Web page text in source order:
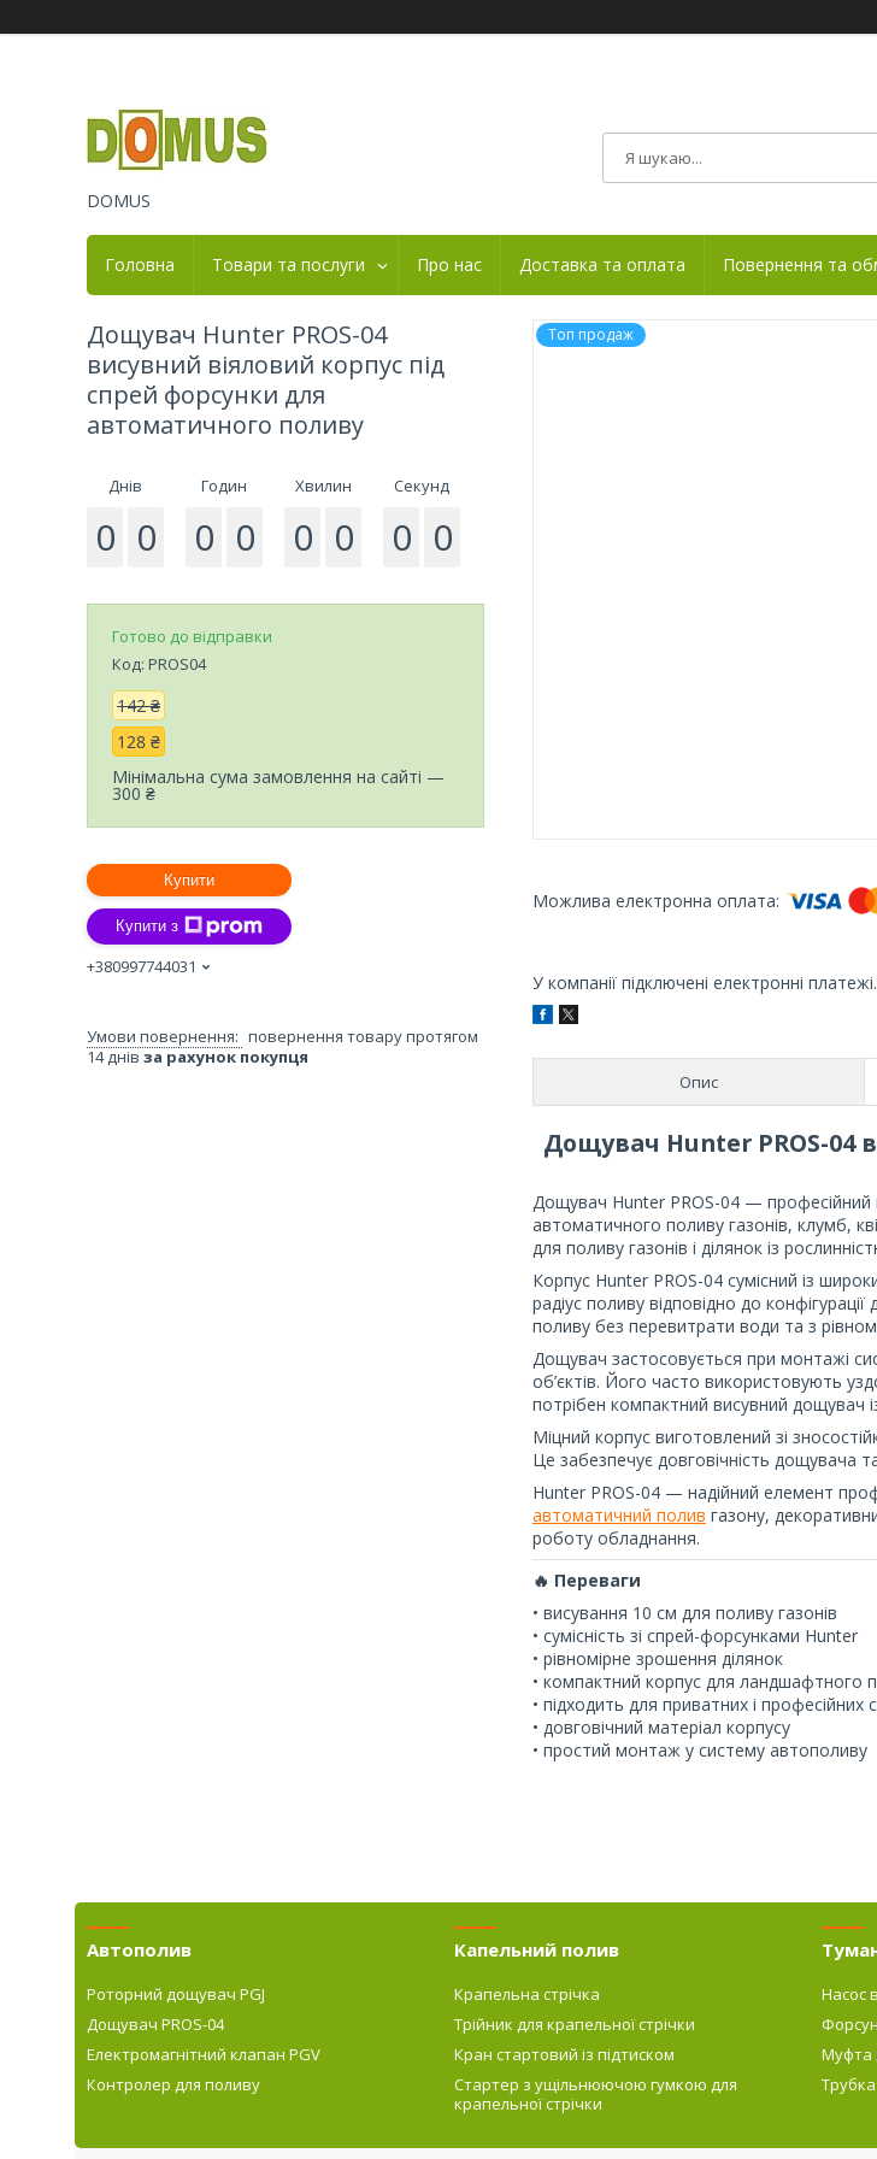
DOMUS
Головна Товари та послуги Про нас Доставка та оплата Повернення та
Топ продаж
У компанії підключені електронні
Опис
Дощувач Hunter PROS-04
Дощувач Hunter PROS-04 — професійний
автоматичного поливу газонів, клумб,
для поливу газонів і ділянок із
Корпус Hunter PROS-04 сумісний із
радіус поливу відповідно до
поливу без перевитрати води та з
Дощувач застосовується при монтажі
об’єктів. Його часто використовують
потрібен компактний висувний дощувач
Міцний корпус виготовлений зі
Це забезпечує довговічність дощувача
Hunter PROS-04 — надійний елемент
автоматичний полив газону,
роботу обладнання.
🔥 Переваги
• висування 10 см для поливу газонів
• сумісність зі спрей-форсунками Hunter
• рівномірне зрошення ділянок
• компактний корпус для ландшафтного
• підходить для приватних і професійних
• довговічний матеріал корпусу
• простий монтаж у систему автополиву
Дощувач Hunter PROS-04
висувний віяловий корпус під
спрей форсунки для
автоматичного поливу
Днів
0 0
Годин
0 0
Хвилин
0 0
Секунд
0 0
Готово до відправки
Код: PROS04
142 ₴
128 ₴
Мінімальна сума замовлення на сайті —
300 ₴
Купити
Купити з
+380997744031
повернення товару протягом
14 днів за рахунок покупця
Автополив
Роторний дощувач PGJ
Дощувач PROS-04
Електромагнітний клапан PGV
Контролер для поливу
Капельний полив
Крапельна стрічка
Трійник для крапельної стрічки
Кран стартовий із підтиском
Стартер з ущільнюючою гумкою для
крапельної стрічки
Насос
Муфта